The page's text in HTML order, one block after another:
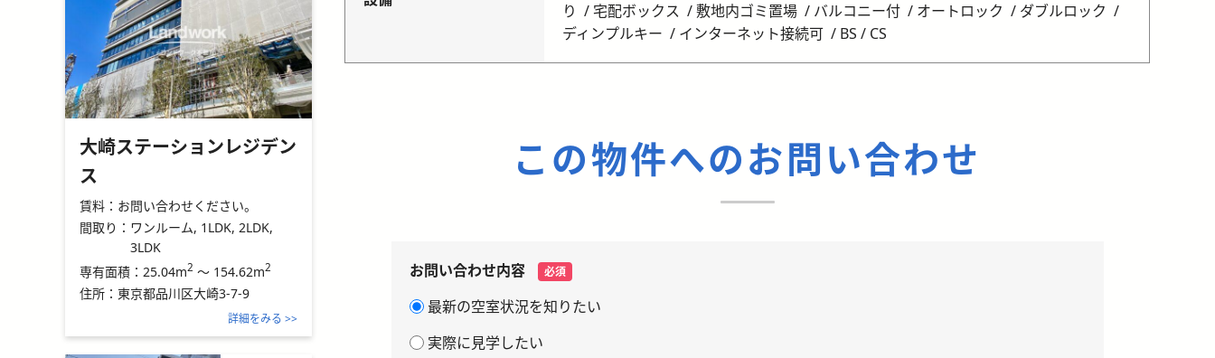
り
宅配ボックス 敷地内ゴミ置場 バルコニー付 オートロック
ダブルロック
ディンプルキー
インターネット接続可 BS / CS
この物件へのお問い合わせ
お問い合わせ内容 必須
最新の空室状況を知りたい
実際に見学したい
大崎ステーションレジデン
ス
賃料： お問い合わせください。
間取り： ワンルーム, 1LDK, 2LDK,
3LDK
専有面積： 25.04m2 ～ 154.62m2
住所： 東京都品川区大崎3-7-9
詳細をみる >>